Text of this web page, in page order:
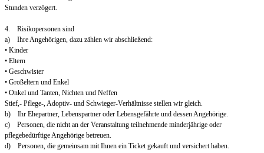
Stunden verzögert.
4. Risikopersonen sind
a) Ihre Angehörigen, dazu zählen wir abschließend:
• Kinder
• Eltern
• Geschwister
• Großeltern und Enkel
• Onkel und Tanten, Nichten und Neffen
Stief,- Pflege-, Adoptiv- und Schwieger-Verhältnisse stellen wir gleich.
b) Ihr Ehepartner, Lebenspartner oder Lebensgefährte und dessen Angehörige.
c) Personen, die nicht an der Veranstaltung teilnehmende minderjährige oder
pflegebedürftige Angehörige betreuen.
d) Personen, die gemeinsam mit Ihnen ein Ticket gekauft und versichert haben.